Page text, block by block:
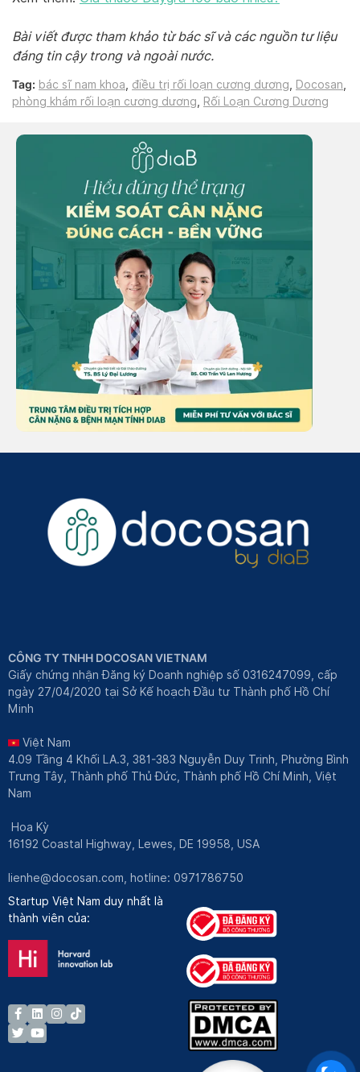
Bài viết được tham khảo từ bác sĩ và các nguồn tư liệu
đáng tin cậy trong và ngoài nước.
Tag: bác sĩ nam khoa điều trị rối loạn cương dương Docosan
phòng khám rối loạn cương dương
Rối Loạn Cương Dương
CÔNG TY TNHH DOCOSAN VIETNAM
Giấy chứng nhận Đăng ký Doanh nghiệp số 0316247099, cấp
ngày 27/04/2020 tại Sở Kế hoạch Đầu tư Thành phố Hồ Chí
Minh
Việt Nam
4.09 Tầng 4 Khối LA.3, 381-383 Nguyễn Duy Trinh, Phường Bình
Trưng Tây, Thành phố Thủ Đức, Thành phố Hồ Chí Minh, Việt
Nam
Hoa Kỳ
16192 Coastal Highway, Lewes, DE 19958, USA
lienhe@docosan.com, hotline: 0971786750
Startup Việt Nam duy nhất là
thành viên của: